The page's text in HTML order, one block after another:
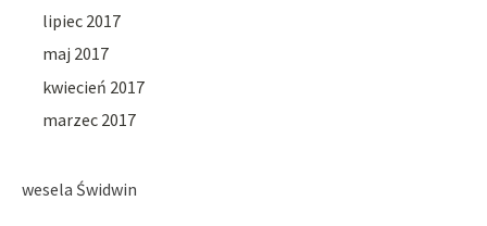
lipiec 2017
maj 2017
kwiecień 2017
marzec 2017
wesela Świdwin